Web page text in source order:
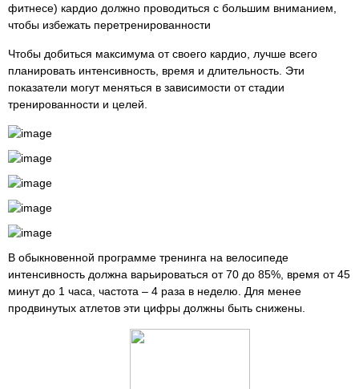
фитнесе) кардио должно проводиться с большим вниманием,
чтобы избежать перетренированности
Чтобы добиться максимума от своего кардио, лучше всего
планировать интенсивность, время и длительность. Эти
показатели могут меняться в зависимости от стадии
тренированности и целей.
В обыкновенной программе тренинга на велосипеде
интенсивность должна варьироваться от 70 до 85%, время от 45
минут до 1 часа, частота – 4 раза в неделю. Для менее
продвинутых атлетов эти цифры должны быть снижены.